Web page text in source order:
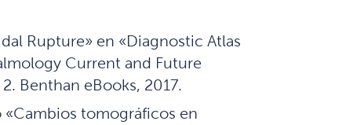
Rupture» en «Diagnostic Atlas
Current and Future
Benthan eBooks, 2017.
tomográficos en